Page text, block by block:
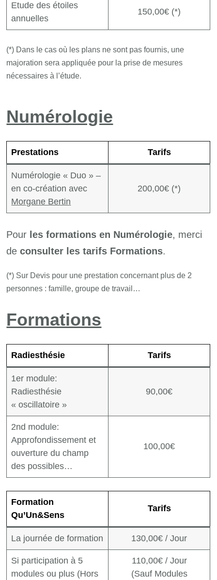
Etude des étoiles
annuelles
150,00€ (*)
(*) Dans le cas où les plans ne sont pas fournis, une
majoration sera appliquée pour la prise de mesures
nécessaires à l’étude.
Numérologie
Prestations Tarifs
Numérologie « Duo » –
en co-création avec
Morgane Bertin
200,00€ (*)
Pour les formations en Numérologie, merci
deconsulter les tarifs Formations.
(*) Sur Devis pour une prestation concernant plus de 2
personnes : famille, groupe de travail…
Formations
Radiesthésie Tarifs
1er module:
Radiesthésie
« oscillatoire »
90,00€
2nd module:
Approfondissement et
ouverture du champ
des possibles…
100,00€
Formation
Qu’Un&Sens
Tarifs
La journée de formation 130,00€ / Jour
Si participation à 5
modules ou plus (Hors
110,00€ / Jour
(Sauf Modules